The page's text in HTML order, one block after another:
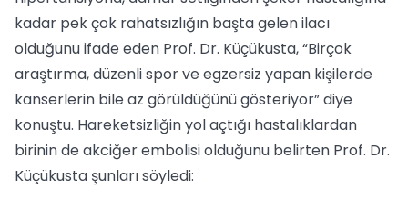
kadar pek çok rahatsızlığın başta gelen ilacı
olduğunu ifade eden Prof. Dr. Küçükusta, “Birçok
araştırma, düzenli spor ve egzersiz yapan kişilerde
kanserlerin bile az görüldüğünü gösteriyor” diye
konuştu. Hareketsizliğin yol açtığı hastalıklardan
birinin de akciğer embolisi olduğunu belirten Prof. Dr.
Küçükusta şunları söyledi: